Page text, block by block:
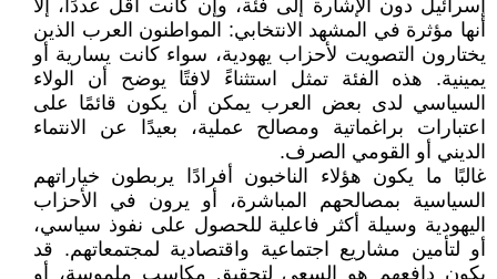
إسرائيل دون الإشارة إلى فئة، وإن كانت أقل عددًا، إلا
أنها مؤثرة في المشهد الانتخابي: المواطنون العرب الذين
يختارون التصويت لأحزاب يهودية، سواء كانت يسارية أو
يمينية. هذه الفئة تمثل استثناءً لافتًا يوضح أن الولاء
السياسي لدى بعض العرب يمكن أن يكون قائمًا على
اعتبارات براغماتية ومصالح عملية، بعيدًا عن الانتماء
الديني أو القومي الصرف.
غالبًا ما يكون هؤلاء الناخبون أفرادًا يربطون خياراتهم
السياسية بمصالحهم المباشرة، أو يرون في الأحزاب
اليهودية وسيلة أكثر فاعلية للحصول على نفوذ سياسي،
أو لتأمين مشاريع اجتماعية واقتصادية لمجتمعاتهم. قد
يكون دافعهم هو السعي لتحقيق مكاسب ملموسة، أو